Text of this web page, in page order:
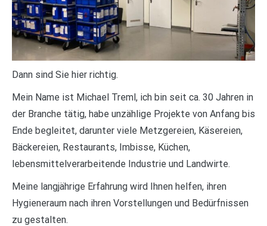
Dann sind Sie hier richtig.
Mein Name ist Michael Treml, ich bin seit ca. 30 Jahren in
der Branche tätig, habe unzählige Projekte von Anfang bis
Ende begleitet, darunter viele Metzgereien, Käsereien,
Bäckereien, Restaurants, Imbisse, Küchen,
lebensmittelverarbeitende Industrie und Landwirte.
Meine langjährige Erfahrung wird Ihnen helfen, ihren
Hygieneraum nach ihren Vorstellungen und Bedürfnissen
zu gestalten.